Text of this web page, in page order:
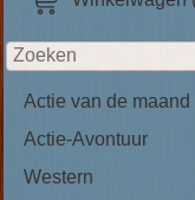
Actie van de
Actie-Avontuur
Western